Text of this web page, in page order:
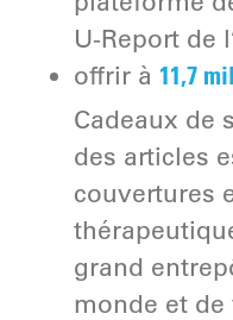
U-Report de
offrir à 11,7
Cadeaux de
des articles
couvertures
grand
monde et